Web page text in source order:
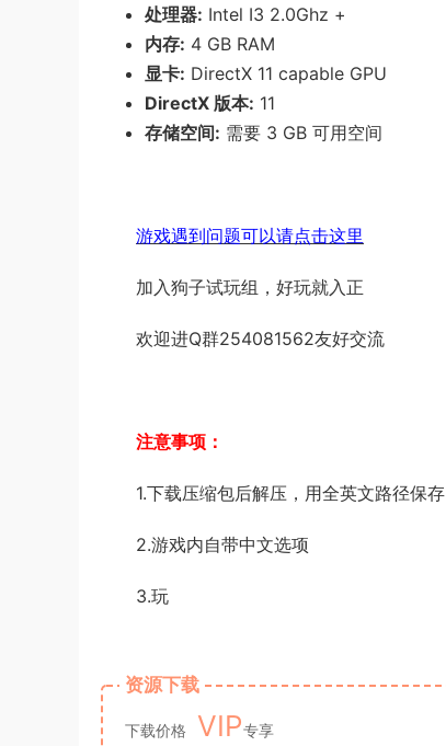
处理器: Intel I3 2.0Ghz +
内存: 4 GB RAM
显卡: DirectX 11 capable GPU
DirectX 版本: 11
存储空间: 需要 3 GB 可用空间
游戏遇到问题可以请点击这里
加入狗子试玩组，好玩就入正
欢迎进Q群254081562友好交流
注意事项：
1.下载压缩包后解压，用全英文路径保存
2.游戏内自带中文选项
3.玩
资源下载
下载价格 VIP专享